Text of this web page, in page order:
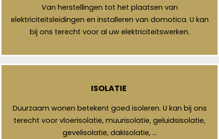
Van herstellingen tot het plaatsen van
elektriciteitsleidingen en installeren van domotica. U kan
bij ons terecht voor al uw elektriciteitswerken.
ISOLATIE
Duurzaam wonen betekent goed isoleren. U kan bij ons
terecht voor vloerisolatie, muurisolatie, geluidsisolatie,
gevelisolatie, dakisolatie, …